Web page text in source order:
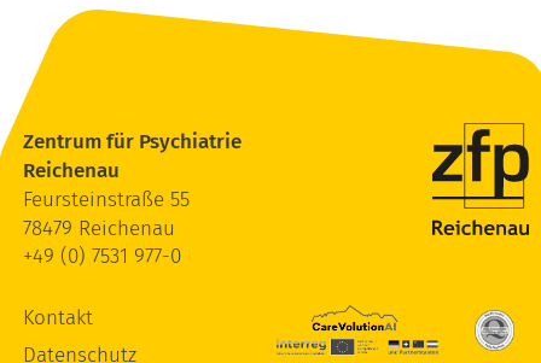
Zentrum für Psychiatrie
Reichenau
Feursteinstraße 55
78479 Reichenau
+49 (0) 7531 977-0
Kontakt
Datenschutz